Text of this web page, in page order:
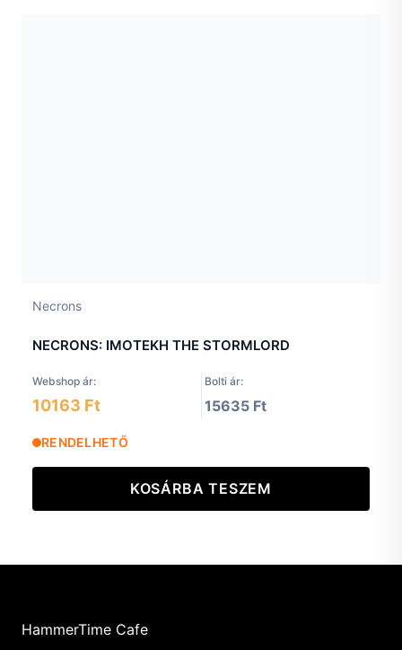
Necrons
NECRONS: IMOTEKH THE STORMLORD
Webshop ár: Bolti ár:
10163 Ft 15635 Ft
RENDELHETŐ
KOSÁRBA TESZEM
HammerTime Cafe